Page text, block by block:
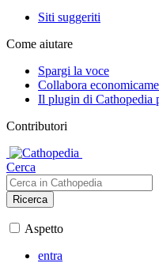
Siti suggeriti
Come aiutare
Spargi la voce
Collabora
Il plugin di Cathopedia
Contributori
Cerca
Ricerca
Aspetto
entra